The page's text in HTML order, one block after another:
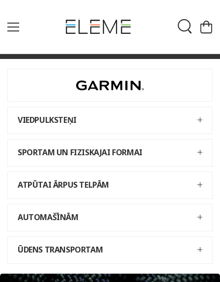
VIEDPULKSTEŅI
SPORTAM UN FIZISKAJAI FORMAI
ATPŪTAI ĀRPUS TELPĀM
AUTOMAŠĪNĀM
ŪDENS TRANSPORTAM